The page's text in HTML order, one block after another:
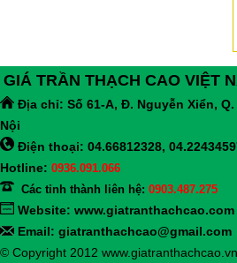
GIÁ TRẦN THẠCH CAO VIỆT
Địa chỉ: Số 61-A, Đ. Nguyễn Xiển,
Nội
Điện thoại: 04.66812328,
Hotline: 0936.091.066
Các tỉnh thành liên hệ: 0903.487.275
Website: www.giatranthachcao.com
Email: giatranthachcao@gmail.com
© Copyright 2012